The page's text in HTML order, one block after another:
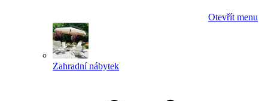
Otevřít menu
Zahradní nábytek